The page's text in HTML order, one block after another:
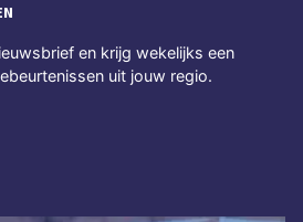
en krijg wekelijks een
uit jouw regio.